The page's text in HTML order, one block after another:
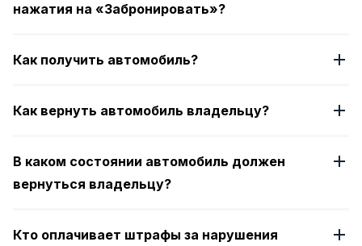
нажатия на «Забронировать»?
Как получить автомобиль?
Как вернуть автомобиль владельцу?
В каком состоянии автомобиль должен
вернуться владельцу?
Кто оплачивает штрафы за нарушения